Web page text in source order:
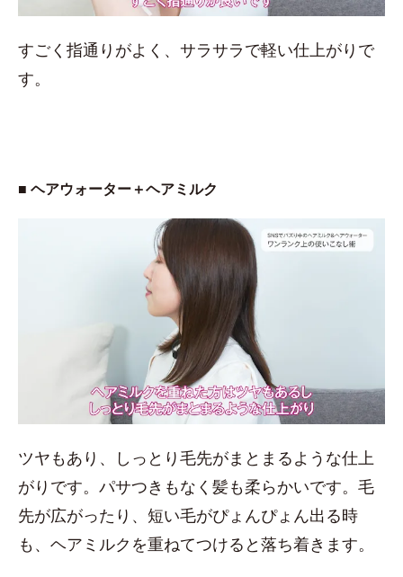
すごく指通りがよく、サラサラで軽い仕上がりで
す。
■ ヘアウォーター＋ヘアミルク
ツヤもあり、しっとり毛先がまとまるような仕上
がりです。パサつきもなく髪も柔らかいです。毛
先が広がったり、短い毛がぴょんぴょん出る時
も、ヘアミルクを重ねてつけると落ち着きます。